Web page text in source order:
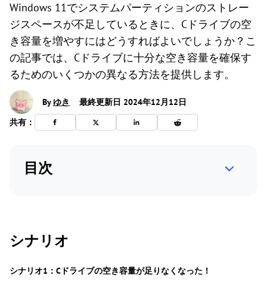
Windows 11でシステムパーティションのストレー
ジスペースが不足しているときに、Cドライブの空
き容量を増やすにはどうすればよいでしょうか？こ
の記事では、Cドライブに十分な空き容量を確保す
るためのいくつかの異なる方法を提供します。
By ゆき
最終更新日 2024年12月12日
共有：
目次
シナリオ
シナリオ1：Cドライブの空き容量が足りなくなった！